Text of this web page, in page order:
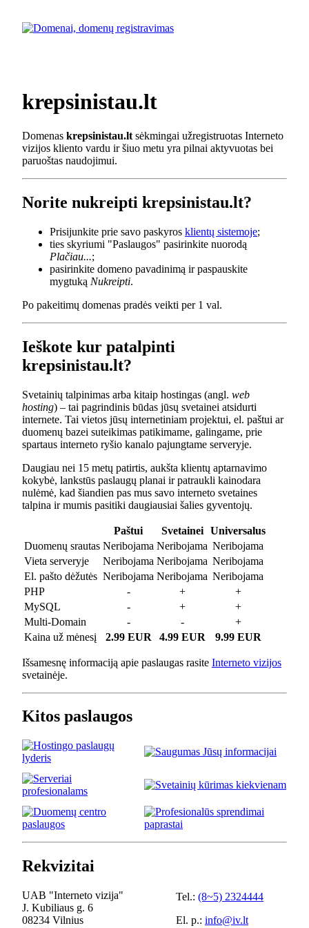
krepsinistau.lt
Domenas krepsinistau.lt sėkmingai užregistruotas Interneto
vizijos kliento vardu ir šiuo metu yra pilnai aktyvuotas bei
paruoštas naudojimui.
Norite nukreipti krepsinistau.lt?
Prisijunkite prie savo paskyros klientų sistemoje;
ties skyriumi "Paslaugos" pasirinkite nuorodą
Plačiau...;
pasirinkite domeno pavadinimą ir paspauskite
mygtuką Nukreipti.
Po pakeitimų domenas pradės veikti per 1 val.
Ieškote kur patalpinti
krepsinistau.lt?
Svetainių talpinimas arba kitaip hostingas (angl. web
hosting) – tai pagrindinis būdas jūsų svetainei atsidurti
internete. Tai vietos jūsų internetiniam projektui, el. paštui ar
duomenų bazei suteikimas patikimame, galingame, prie
spartaus interneto ryšio kanalo pajungtame serveryje.
Daugiau nei 15 metų patirtis, aukšta klientų aptarnavimo
kokybė, lankstūs paslaugų planai ir patraukli kainodara
nulėmė, kad šiandien pas mus savo interneto svetaines
talpina ir mumis pasitiki daugiausiai šalies gyventojų.
Paštui Svetainei
Universalus
Duomenų srautas Neribojama Neribojama Neribojama
Vieta serveryje
Neribojama Neribojama Neribojama
El. pašto dėžutės Neribojama Neribojama Neribojama
PHP
- +
+
MySQL
- +
+
Multi-Domain
- -
+
Kaina už mėnesį
2.99 EUR 4.99 EUR 9.99 EUR
Išsamesnę informaciją apie paslaugas rasite Interneto vizijos
svetainėje.
Kitos paslaugos
Rekvizitai
UAB "Interneto vizija"
J. Kubiliaus g. 6
08234 Vilnius
Tel.: (8~5) 2324444
El. p.: info@iv.lt